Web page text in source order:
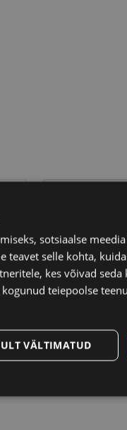
Raami kuju
Kliendirühm
Ninavahe
sotsiaalse
teavet selle kohta,
kes võivad
teiepoolse
VÄLTIMATUD